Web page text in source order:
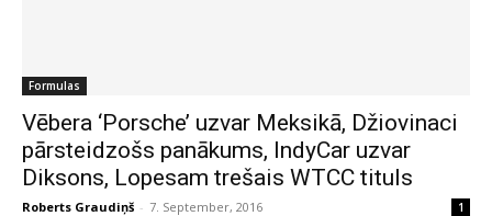
Formulas
Vēbera ‘Porsche’ uzvar Meksikā, Džiovinaci
pārsteidzošs panākums, IndyCar uzvar
Diksons, Lopesam trešais WTCC tituls
Roberts Graudiņš - 7. September, 2016 1